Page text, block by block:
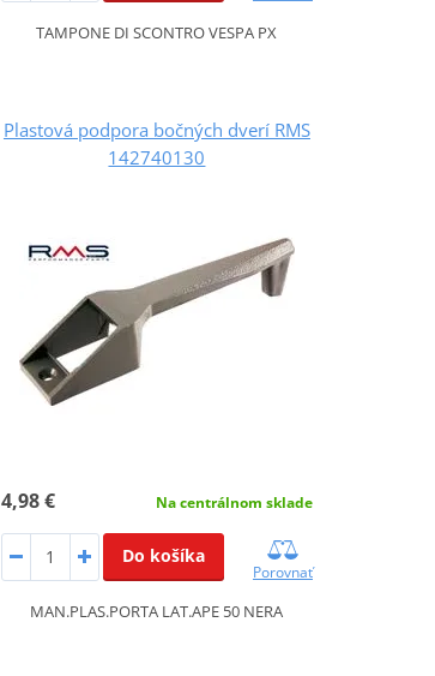
TAMPONE DI SCONTRO VESPA PX
Plastová podpora bočných dverí RMS
142740130
4,98 € Na centrálnom sklade
Do košíka
Porovnať
MAN.PLAS.PORTA LAT.APE 50 NERA